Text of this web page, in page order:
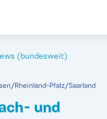
(bundesweit)
Rheinland-Pfalz/Saarland
und